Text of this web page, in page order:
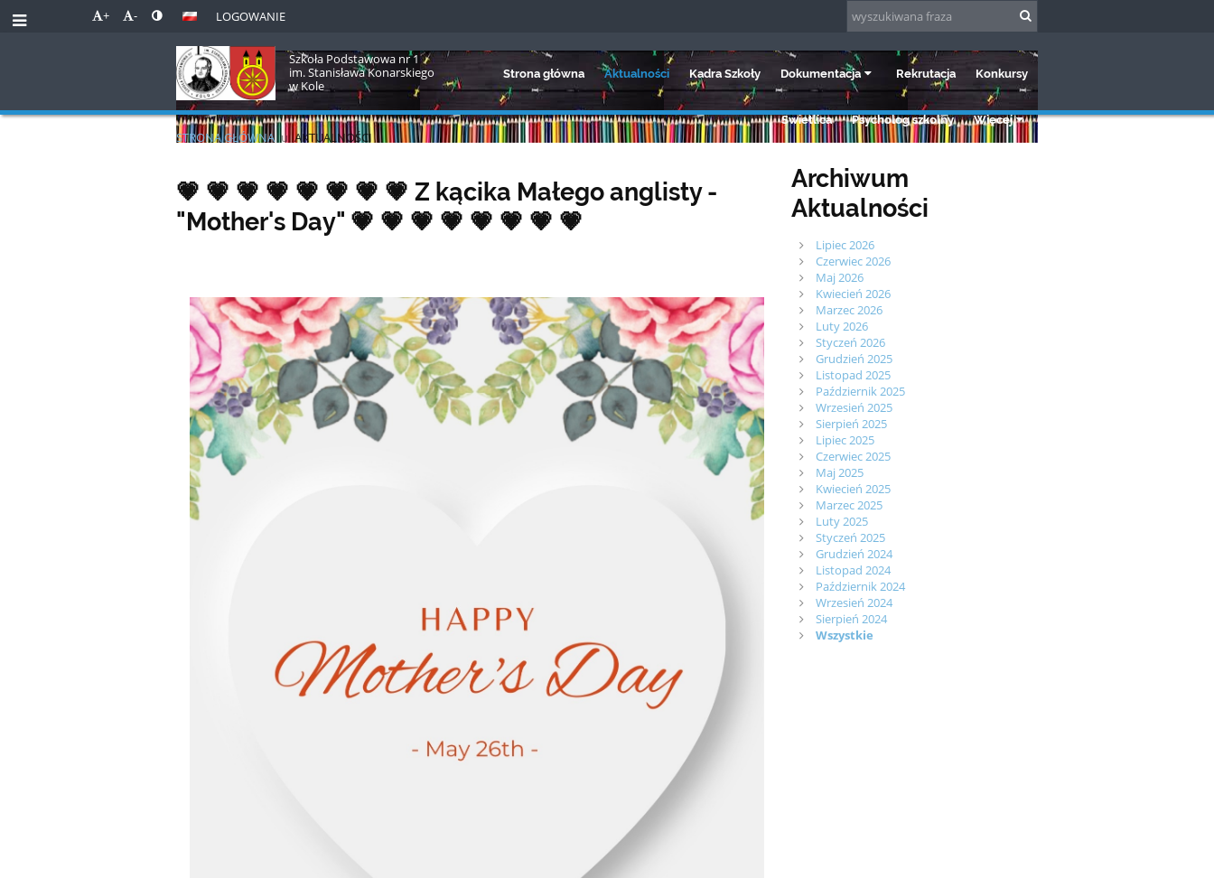
+ - LOGOWANIE
Szkoła Podstawowa nr 1
im. Stanisława Konarskiego
w Kole
Strona główna Aktualności Kadra Szkoły Dokumentacja Rekrutacja Konkursy
Świetlica Psycholog szkolny Więcej
STRONA GŁÓWNA u AKTUALNOŚCI
Aktualności
💗 💗 💗 💗 💗 💗 💗 💗 Z kącika Małego anglisty -
"Mother's Day" 💗 💗 💗 💗 💗 💗 💗 💗
Archiwum
Aktualności
Lipiec 2026
Czerwiec 2026
Maj 2026
Kwiecień 2026
Marzec 2026
Luty 2026
Styczeń 2026
Grudzień 2025
Listopad 2025
Październik 2025
Wrzesień 2025
Sierpień 2025
Lipiec 2025
Czerwiec 2025
Maj 2025
Kwiecień 2025
Marzec 2025
Luty 2025
Styczeń 2025
Grudzień 2024
Listopad 2024
Październik 2024
Wrzesień 2024
Sierpień 2024
Wszystkie